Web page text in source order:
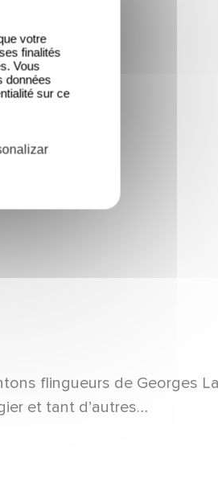
flingueurs de Georges
et tant d’autres…
votre
finalités
Vous
données
sur ce